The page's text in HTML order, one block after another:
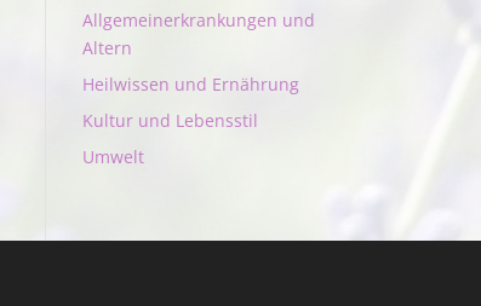
Allgemeinerkrankungen und
Altern
Heilwissen und Ernährung
Kultur und Lebensstil
Umwelt